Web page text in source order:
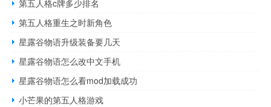
第五人格c牌多少排名
第五人格重生之时新角色
星露谷物语升级装备要几天
星露谷物语怎么改中文手机
星露谷物语怎么看mod加载成功
小芒果的第五人格游戏